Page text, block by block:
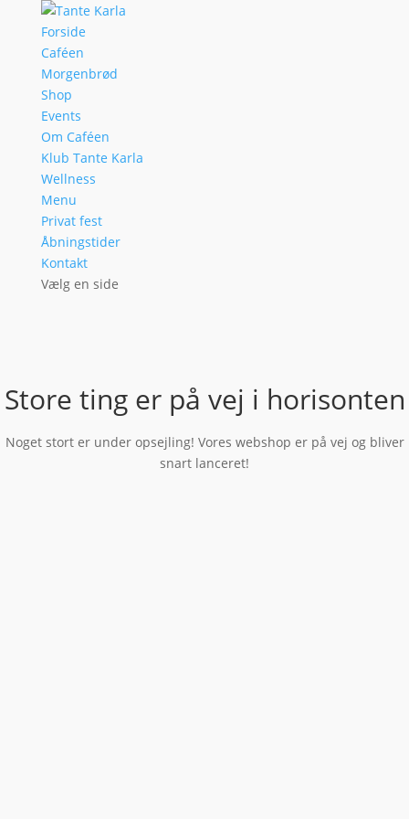
Forside
Caféen
Morgenbrød
Shop
Events
Om Caféen
Klub Tante Karla
Wellness
Menu
Privat fest
Åbningstider
Kontakt
Vælg en side
Store ting er på vej i horisonten
Noget stort er under opsejling! Vores webshop er på vej og bliver
snart lanceret!